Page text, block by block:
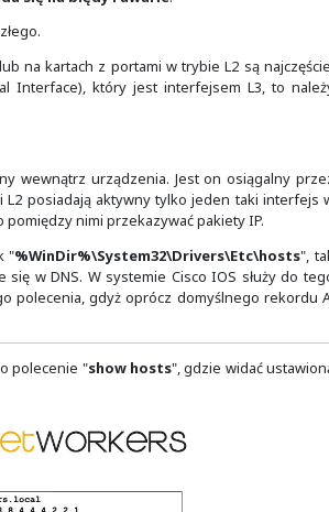
Jeżeli wszystkie inne
czy usługi, inaczej zbudować się
Domyślnie dla pakietów
musi być to ten sam interfejs.
trafiać z tego samego adresu
również może zawsze pochodzić z